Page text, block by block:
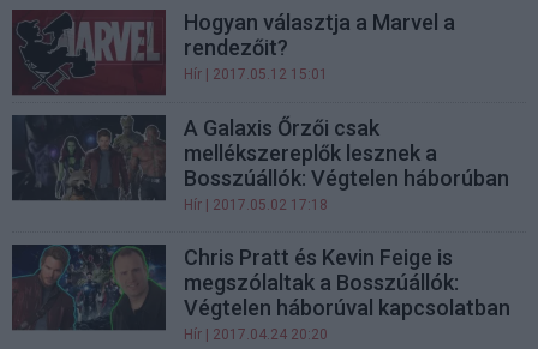
Hogyan választja a Marvel a
rendezőit?
Hír | 2017.05.12 15:01
A Galaxis Őrzői csak
mellékszereplők lesznek a
Bosszúállók: Végtelen háborúban
Hír | 2017.05.02 17:18
Chris Pratt és Kevin Feige is
megszólaltak a Bosszúállók:
Végtelen háborúval kapcsolatban
Hír | 2017.04.24 20:20